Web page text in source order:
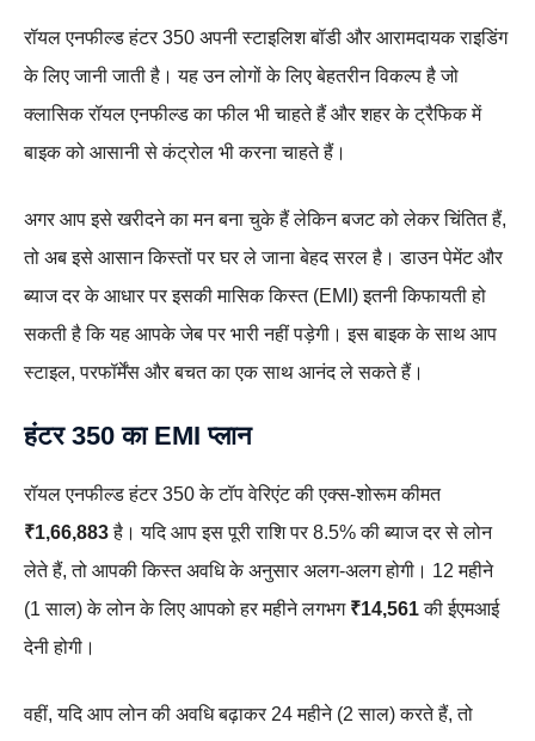
रॉयल एनफील्ड हंटर 350 अपनी स्टाइलिश बॉडी और आरामदायक राइडिंग
के लिए जानी जाती है। यह उन लोगों के लिए बेहतरीन विकल्प है जो
क्लासिक रॉयल एनफील्ड का फील भी चाहते हैं और शहर के ट्रैफिक में
बाइक को आसानी से कंट्रोल भी करना चाहते हैं।
अगर आप इसे खरीदने का मन बना चुके हैं लेकिन बजट को लेकर चिंतित हैं,
तो अब इसे आसान किस्तों पर घर ले जाना बेहद सरल है। डाउन पेमेंट और
ब्याज दर के आधार पर इसकी मासिक किस्त (EMI) इतनी किफायती हो
सकती है कि यह आपके जेब पर भारी नहीं पड़ेगी। इस बाइक के साथ आप
स्टाइल, परफॉर्मेंस और बचत का एक साथ आनंद ले सकते हैं।
हंटर 350 का EMI प्लान
रॉयल एनफील्ड हंटर 350 के टॉप वेरिएंट की एक्स-शोरूम कीमत
₹1,66,883है। यदि आप इस पूरी राशि पर 8.5% की ब्याज दर से लोन
लेते हैं, तो आपकी किस्त अवधि के अनुसार अलग-अलग होगी। 12 महीने
(1 साल) के लोन के लिए आपको हर महीने लगभग ₹14,561की ईएमआई
देनी होगी।
वहीं, यदि आप लोन की अवधि बढ़ाकर 24 महीने (2 साल) करते हैं, तो